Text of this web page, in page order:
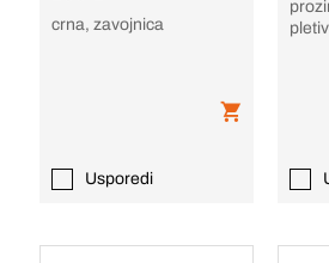
crna, zavojnica
Usporedi